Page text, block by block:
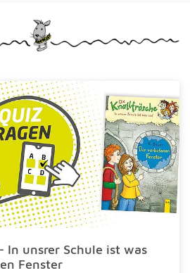
In unsrer Schule ist was
Fenster